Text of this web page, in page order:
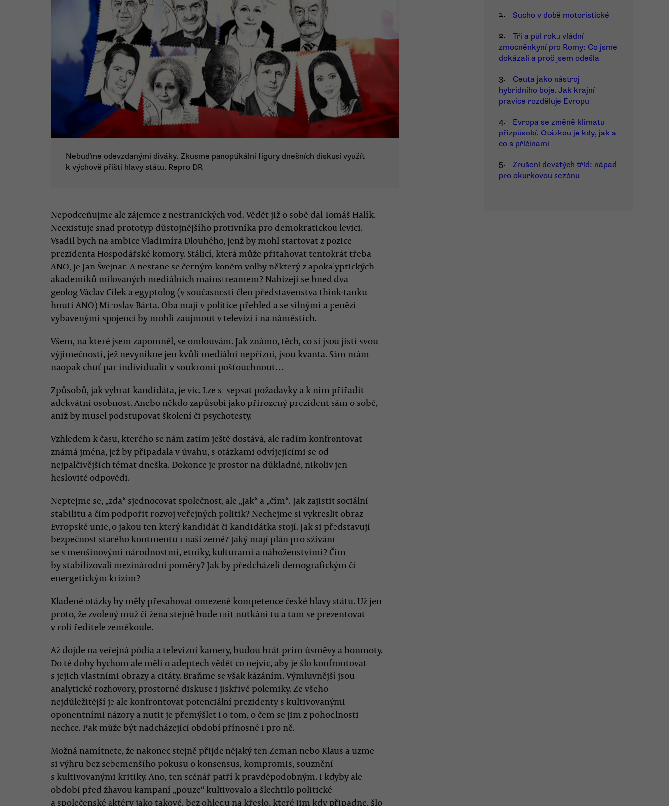
Nebuďme odevzdanými diváky. Zkusme panoptikální figury dnešních diskusí využít
k výchově příští hlavy státu. Repro DR
Nepodceňujme ale zájemce z nestranických vod. Vědět již o sobě dal Tomáš Halík.
Neexistuje snad prototyp důstojnějšího protivníka pro demokratickou levici.
Vsadil bych na ambice Vladimíra Dlouhého, jenž by mohl startovat z pozice
prezidenta Hospodářské komory. Stálicí, která může přitahovat tentokrát třeba
ANO, je Jan Švejnar. A nestane se černým koněm volby některý z apokalyptických
akademiků milovaných mediálních mainstreamem? Nabízejí se hned dva —
geolog Václav Cílek a egyptolog (v současnosti člen představenstva think-tanku
hnutí ANO) Miroslav Bárta. Oba mají v politice přehled a se silnými a penězi
vybavenými spojenci by mohli zaujmout v televizi i na náměstích.
Všem, na které jsem zapomněl, se omlouvám. Jak známo, těch, co si jsou jistí svou
výjimečností, jež nevynikne jen kvůli mediální nepřízni, jsou kvanta. Sám mám
naopak chuť pár individualit v soukromí pošťouchnout…
Způsobů, jak vybrat kandidáta, je víc. Lze si sepsat požadavky a k nim přiřadit
adekvátní osobnost. Anebo někdo zapůsobí jako přirozený prezident sám o sobě,
aniž by musel podstupovat školení či psychotesty.
Vzhledem k času, kterého se nám zatím ještě dostává, ale radím konfrontovat
známá jména, jež by připadala v úvahu, s otázkami odvíjejícími se od
nejpalčivějších témat dneška. Dokonce je prostor na důkladné, nikoliv jen
heslovité odpovědi.
Neptejme se, „zda“ sjednocovat společnost, ale „jak“ a „čím“. Jak zajistit sociální
stabilitu a čím podpořit rozvoj veřejných politik? Nechejme si vykreslit obraz
Evropské unie, o jakou ten který kandidát či kandidátka stojí. Jak si představují
bezpečnost starého kontinentu i naší země? Jaký mají plán pro sžívání
se s menšinovými národnostmi, etniky, kulturami a náboženstvími? Čím
by stabilizovali mezinárodní poměry? Jak by předcházeli demografickým či
energetickým krizím?
Kladené otázky by měly přesahovat omezené kompetence české hlavy státu. Už jen
proto, že zvolený muž či žena stejně bude mít nutkání tu a tam se prezentovat
v roli ředitele zeměkoule.
Až dojde na veřejná pódia a televizní kamery, budou hrát prim úsměvy a bonmoty.
Do té doby bychom ale měli o adeptech vědět co nejvíc, aby je šlo konfrontovat
s jejich vlastními obrazy a citáty. Braňme se však kázáním. Výmluvnější jsou
analytické rozhovory, prostorné diskuse i jiskřivé polemiky. Ze všeho
nejdůležitější je ale konfrontovat potenciální prezidenty s kultivovanými
oponentními názory a nutit je přemýšlet i o tom, o čem se jim z pohodlnosti
nechce. Pak může být nadcházející období přínosné i pro ně.
Možná namítnete, že nakonec stejně přijde nějaký ten Zeman nebo Klaus a uzme
si výhru bez sebemenšího pokusu o konsensus, kompromis, souznění
s kultivovanými kritiky. Ano, ten scénář patří k pravděpodobným. I kdyby ale
období před žhavou kampaní „pouze“ kultivovalo a šlechtilo politické
a společenské aktéry jako takové, bez ohledu na křeslo, které jim kdy připadne, šlo
1.
Sucho v době motoristické
2.
Tři a půl roku vládní
zmocněnkyní pro Romy: Co jsme
dokázali a proč jsem odešla
3.
Ceuta jako nástroj
hybridního boje. Jak krajní
pravice rozděluje Evropu
4.
Evropa se změně klimatu
přizpůsobí. Otázkou je kdy, jak a
co s příčinami
5.
Zrušení devátých tříd: nápad
pro okurkovou sezónu